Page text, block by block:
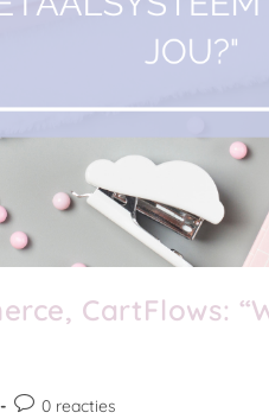
CartFlows:
0 reacties